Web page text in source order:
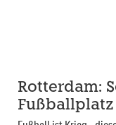
Rotterdam:
Fußballplatz